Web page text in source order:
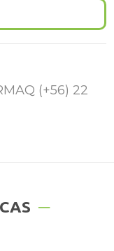
(+56) 22